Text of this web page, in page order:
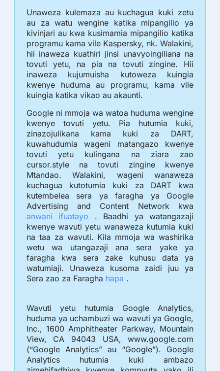
Unaweza kulemaza au kuchagua kuki zetu
au za watu wengine katika mipangilio ya
kivinjari au kwa kusimamia mipangilio katika
programu kama vile Kaspersky, nk. Walakini,
hii inaweza kuathiri jinsi unavyoingiliana na
tovuti yetu, na pia na tovuti zingine. Hii
inaweza kujumuisha kutoweza kuingia
kwenye huduma au programu, kama vile
kuingia katika vikao au akaunti.
Google ni mmoja wa watoa huduma wengine
kwenye tovuti yetu. Pia hutumia kuki,
zinazojulikana kama kuki za DART,
kuwahudumia wageni matangazo kwenye
tovuti yetu kulingana na ziara zao
cursor.style na tovuti zingine kwenye
Mtandao. Walakini, wageni wanaweza
kuchagua kutotumia kuki za DART kwa
kutembelea sera ya faragha ya Google
Advertising and Content Network kwa
anwani ifuatayo . Baadhi ya watangazaji
kwenye wavuti yetu wanaweza kutumia kuki
na taa za wavuti. Kila mmoja wa washirika
wetu wa utangazaji ana sera yake ya
faragha kwa sera zake kuhusu data ya
watumiaji. Unaweza kusoma zaidi juu ya
Sera zao za Faragha hapa .
Wavuti yetu hutumia Google Analytics,
huduma ya uchambuzi wa wavuti ya Google,
Inc., 1600 Amphitheater Parkway, Mountain
View, CA 94043 USA, www.google.com
(“Google Analytics” au “Google”). Google
Analytics hutumia kuki ambazo